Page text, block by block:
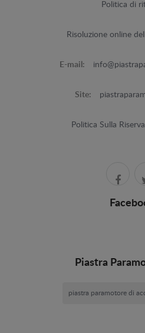
Politica di
Risoluzione online
E-mail:
Site:
Politica Sulla
Piastra
piastra paramotore di